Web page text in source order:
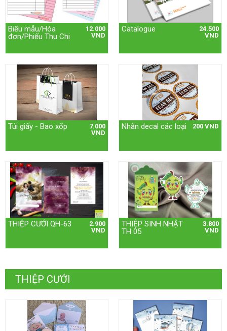
Biểu mẫu/Hóa
đơn/Phiếu Thu Chi
12.000
VND
Catalogue
24.500
VND
Túi giấy - Bao xốp
7.000
VND
Nhãn decal các loại 200 VND
THIỆP CƯỚI QH-63
2.900
VND
THIỆP SINH NHẬT
TH 05
3.800
VND
THIỆP CƯỚI